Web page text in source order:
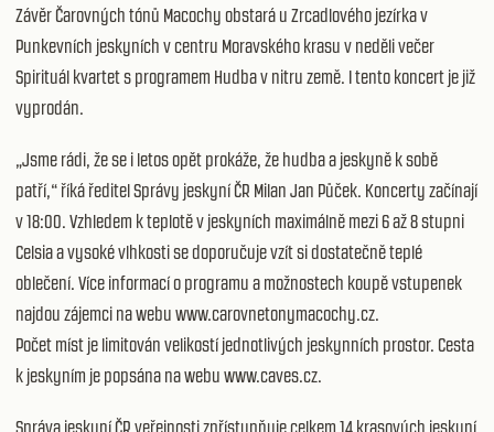
Závěr Čarovných tónů Macochy obstará u Zrcadlového jezírka v
Punkevních jeskyních v centru Moravského krasu v neděli večer
Spirituál kvartet s programem Hudba v nitru země. I tento koncert je již
vyprodán.
„Jsme rádi, že se i letos opět prokáže, že hudba a jeskyně k sobě
patří,“ říká ředitel Správy jeskyní ČR Milan Jan Půček. Koncerty začínají
v 18:00. Vzhledem k teplotě v jeskyních maximálně mezi 6 až 8 stupni
Celsia a vysoké vlhkosti se doporučuje vzít si dostatečně teplé
oblečení. Více informací o programu a možnostech koupě vstupenek
najdou zájemci na webu www.carovnetonymacochy.cz.
Počet míst je limitován velikostí jednotlivých jeskynních prostor. Cesta
k jeskyním je popsána na webu www.caves.cz.